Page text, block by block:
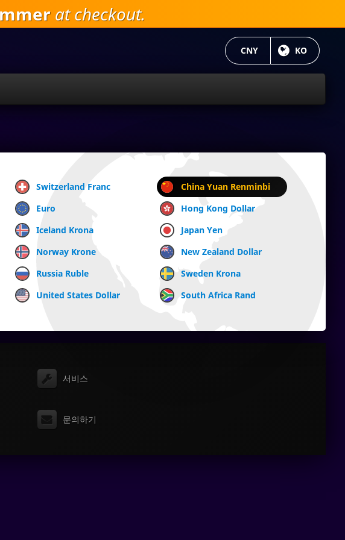
at checkout.
현재 언어 :
KO
현재 통화:
CNY
Switzerland Franc
China Yuan Renminbi
Euro
Hong Kong Dollar
Iceland Krona
Japan Yen
Norway Krone
New Zealand Dollar
Russia Ruble
Sweden Krona
United States Dollar South Africa Rand
서비스
문의하기